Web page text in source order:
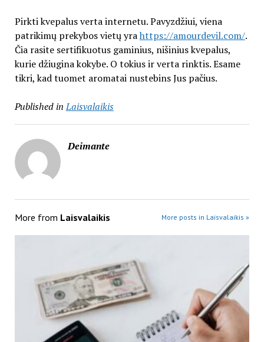
Pirkti kvepalus verta internetu. Pavyzdžiui, viena
patrikimų prekybos vietų yrahttps://amourdevil.com/.
Čia rasite sertifikuotus gaminius, nišinius kvepalus,
kurie džiugina kokybe. O tokius ir verta rinktis. Esame
tikri, kad tuomet aromatai nustebins Jus pačius.
Published in Laisvalaikis
Deimante
More from Laisvalaikis More posts in Laisvalaikis »